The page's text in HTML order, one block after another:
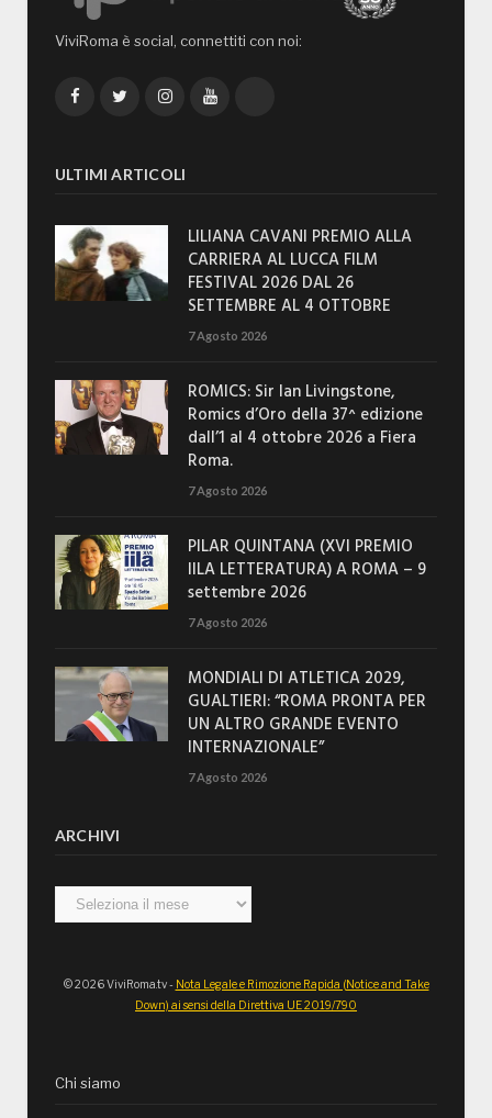
ViviRoma è social, connettiti con noi:
FacebookTwitterInstagramYouTube
ULTIMI ARTICOLI
LILIANA CAVANI PREMIO ALLA
CARRIERA AL LUCCA FILM
FESTIVAL 2026 DAL 26
SETTEMBRE AL 4 OTTOBRE
7 Agosto 2026
ROMICS: Sir Ian Livingstone,
Romics d’Oro della 37^ edizione
dall’1 al 4 ottobre 2026 a Fiera
Roma.
7 Agosto 2026
PILAR QUINTANA (XVI PREMIO
IILA LETTERATURA) A ROMA – 9
settembre 2026
7 Agosto 2026
MONDIALI DI ATLETICA 2029,
GUALTIERI: “ROMA PRONTA PER
UN ALTRO GRANDE EVENTO
INTERNAZIONALE”
7 Agosto 2026
ARCHIVI
Archivi
© 2026 ViviRoma.tv - Nota Legale e Rimozione Rapida (Notice and Take
Down) ai sensi della Direttiva UE 2019/790
Chi siamo